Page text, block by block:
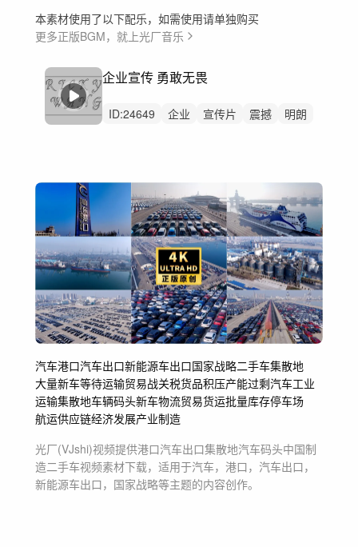
本素材使用了以下配乐，如需使用请单独购买
更多正版BGM，就上光厂音乐
企业宣传 勇敢无畏
ID:24649 企业 宣传片 震撼
明朗
汽车港口汽车出口新能源车出口国家战略二手车集散地
大量新车等待运输贸易战关税货品积压产能过剩汽车工业
运输集散地车辆码头新车物流贸易货运批量库存停车场
航运供应链经济发展产业制造
光厂(VJshi)视频提供港口汽车出口集散地汽车码头中国制
造二手车视频素材下载，适用于汽车，港口，汽车出口，
新能源车出口，国家战略等主题的内容创作。